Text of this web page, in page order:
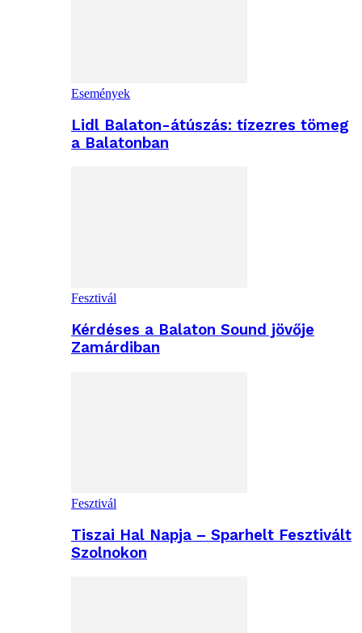
Események
Lidl Balaton-átúszás: tízezres tömeg
a Balatonban
Fesztivál
Kérdéses a Balaton Sound jövője
Zamárdiban
Fesztivál
Tiszai Hal Napja – Sparhelt Fesztivált
Szolnokon